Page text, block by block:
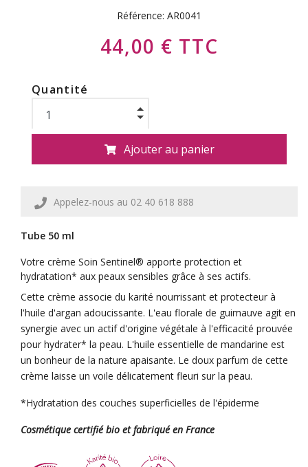
Référence: AR0041
44,00 € TTC
Quantité
Ajouter au panier
Appelez-nous au 02 40 618 888
Tube 50 ml
Votre crème Soin Sentinel® apporte protection et
hydratation* aux peaux sensibles grâce à ses actifs.
Cette crème associe du karité nourrissant et protecteur à
l'huile d'argan adoucissante. L'eau florale de guimauve agit en
synergie avec un actif d'origine végétale à l'efficacité prouvée
pour hydrater* la peau. L'huile essentielle de mandarine est
un bonheur de la nature apaisante. Le doux parfum de cette
crème laisse un voile délicatement fleuri sur la peau.
*Hydratation des couches superficielles de l'épiderme
Cosmétique certifié bio et fabriqué en France